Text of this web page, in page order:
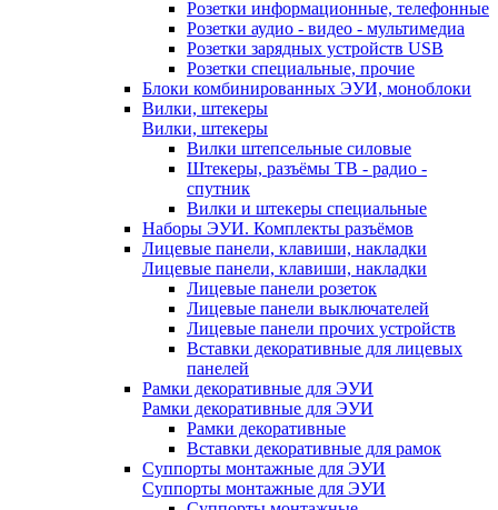
Розетки информационные, телефонные
Розетки аудио - видео - мультимедиа
Розетки зарядных устройств USB
Розетки специальные, прочие
Блоки комбинированных ЭУИ, моноблоки
Вилки, штекеры
Вилки, штекеры
Вилки штепсельные силовые
Штекеры, разъёмы ТВ - радио -
спутник
Вилки и штекеры специальные
Наборы ЭУИ. Комплекты разъёмов
Лицевые панели, клавиши, накладки
Лицевые панели, клавиши, накладки
Лицевые панели розеток
Лицевые панели выключателей
Лицевые панели прочих устройств
Вставки декоративные для лицевых
панелей
Рамки декоративные для ЭУИ
Рамки декоративные для ЭУИ
Рамки декоративные
Вставки декоративные для рамок
Суппорты монтажные для ЭУИ
Суппорты монтажные для ЭУИ